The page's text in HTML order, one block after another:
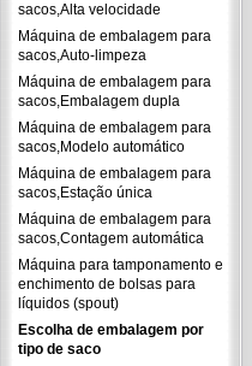
sacos,Alta velocidade
Máquina de embalagem para
sacos,Auto-limpeza
Máquina de embalagem para
sacos,Embalagem dupla
Máquina de embalagem para
sacos,Modelo automático
Máquina de embalagem para
sacos,Estação única
Máquina de embalagem para
sacos,Contagem automática
Máquina para tamponamento e
enchimento de bolsas para
líquidos (spout)
Escolha de embalagem por
tipo de saco